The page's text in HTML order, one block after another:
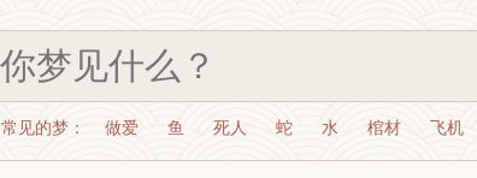
常见的梦： 做爱 鱼 死人 蛇 水 棺材 飞机